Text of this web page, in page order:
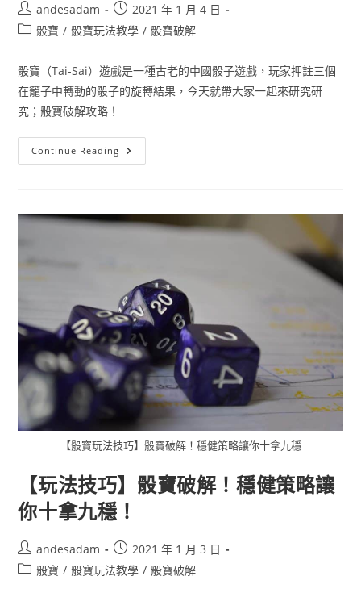
andesadam
2021 年 1 月 4 日
骰寶 / 骰寶玩法教學 / 骰寶破解
骰寶（Tai-Sai）遊戲是一種古老的中國骰子遊戲，玩家押註三個
在籠子中轉動的骰子的旋轉結果，今天就帶大家一起來研究研
究；骰寶破解攻略！
Continue Reading
【骰寶玩法技巧】骰寶破解！穩健策略讓你十拿九穩
【玩法技巧】骰寶破解！穩健策略讓
你十拿九穩！
andesadam
2021 年 1 月 3 日
骰寶 / 骰寶玩法教學 / 骰寶破解